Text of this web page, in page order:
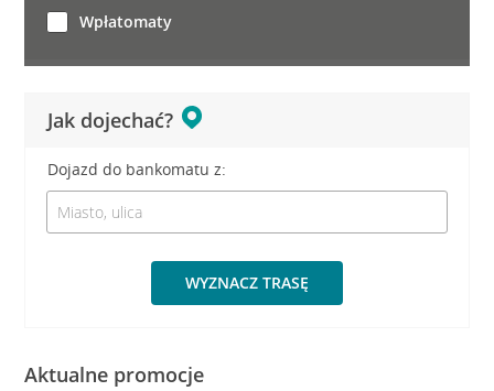
Jak dojechać?
Dojazd do bankomatu z:
WYZNACZ TRASĘ
Wpłatomaty
Aktualne promocje